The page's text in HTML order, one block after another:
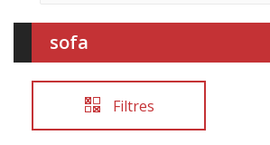
sofa
Filtres